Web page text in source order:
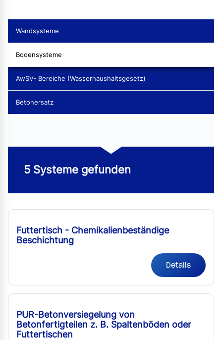
Wandsysteme
Bodensysteme
AwSV- Bereiche (Wasserhaushaltsgesetz)
Betonersatz
5 Systeme gefunden
Futtertisch - Chemikalienbeständige
Beschichtung
Details
PUR-Betonversiegelung von
Betonfertigteilen z. B. Spaltenböden oder
Futtertischen